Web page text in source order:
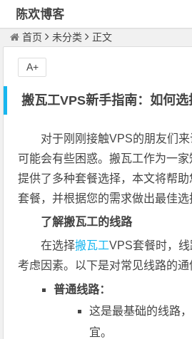
陈欢博客
首页 未分类 正文
搬瓦工VPS新手指南：如何选
对于刚刚接触VPS的朋友们
可能会有些困惑。搬瓦工作为一家
提供了多种套餐选择，本文将帮
套餐，并根据您的需求做出最佳选
了解搬瓦工的线路
在选择搬瓦工VPS套餐时，
考虑因素。以下是对常见线路的通
普通线路：
这是最基础的线路
宜。
A+